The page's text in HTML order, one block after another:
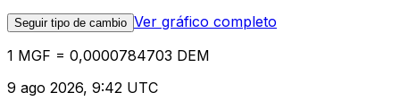
Seguir tipo de cambio Ver gráfico completo
1 MGF = 0,0000784703 DEM
9 ago 2026, 9:42 UTC